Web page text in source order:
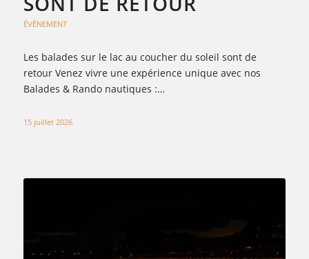
ÉVÈNEMENT
Les balades sur le lac au coucher du soleil sont de
retour Venez vivre une expérience unique avec nos
Balades & Rando nautiques :…
15 juillet 2026